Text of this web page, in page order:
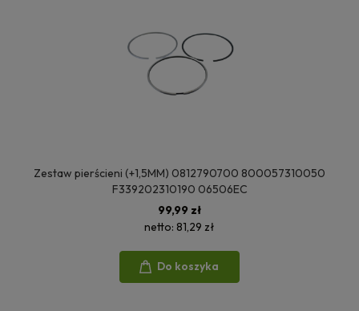
Zestaw pierścieni (+1,5MM) 0812790700 800057310050
F339202310190 06506EC
99,99 zł
netto: 81,29 zł
Do koszyka